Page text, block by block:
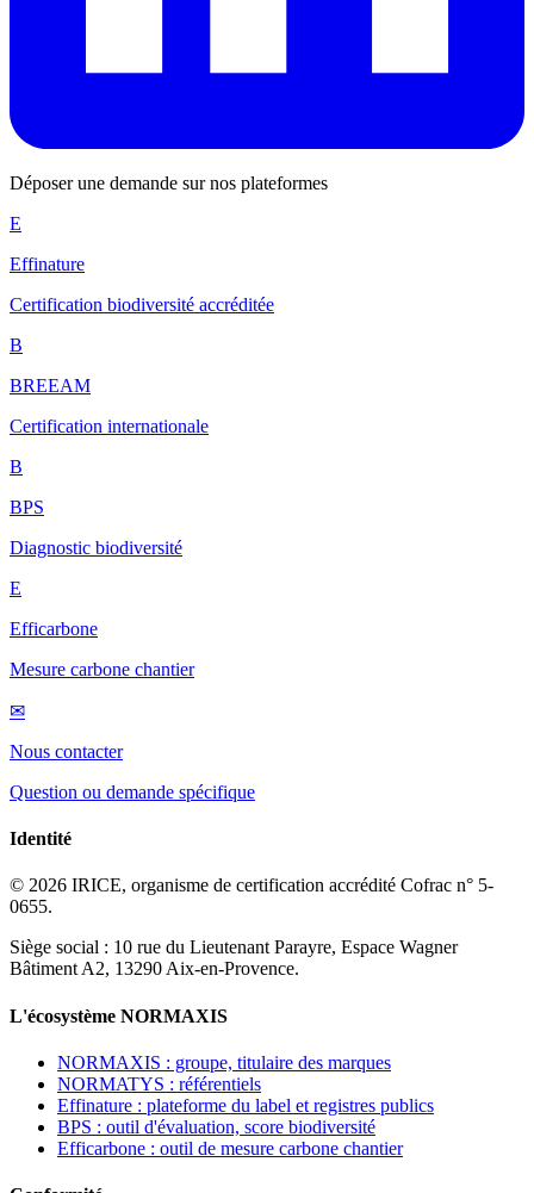
Déposer une demande sur nos plateformes
E
Effinature
Certification biodiversité accréditée
B
BREEAM
Certification internationale
B
BPS
Diagnostic biodiversité
E
Efficarbone
Mesure carbone chantier
✉
Nous contacter
Question ou demande spécifique
Identité
© 2026 IRICE, organisme de certification accrédité Cofrac n° 5-
0655.
Siège social : 10 rue du Lieutenant Parayre, Espace Wagner
Bâtiment A2, 13290 Aix-en-Provence.
L'écosystème NORMAXIS
NORMAXIS : groupe, titulaire des marques
NORMATYS : référentiels
Effinature : plateforme du label et registres publics
BPS : outil d'évaluation, score biodiversité
Efficarbone : outil de mesure carbone chantier